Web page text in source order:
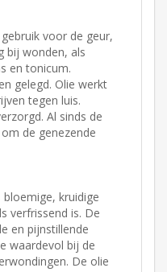
voor de geur,
bij wonden, als
en tonicum.
gelegd. Olie werkt
tegen luis.
Al sinds de
de genezende
kruidige
verfrissend is. De
en pijnstillende
waardevol bij de
De olie